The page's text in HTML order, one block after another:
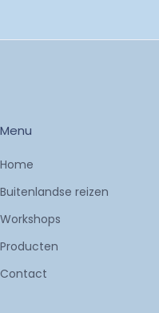
Menu
Home
Buitenlandse reizen
Workshops
Producten
Contact